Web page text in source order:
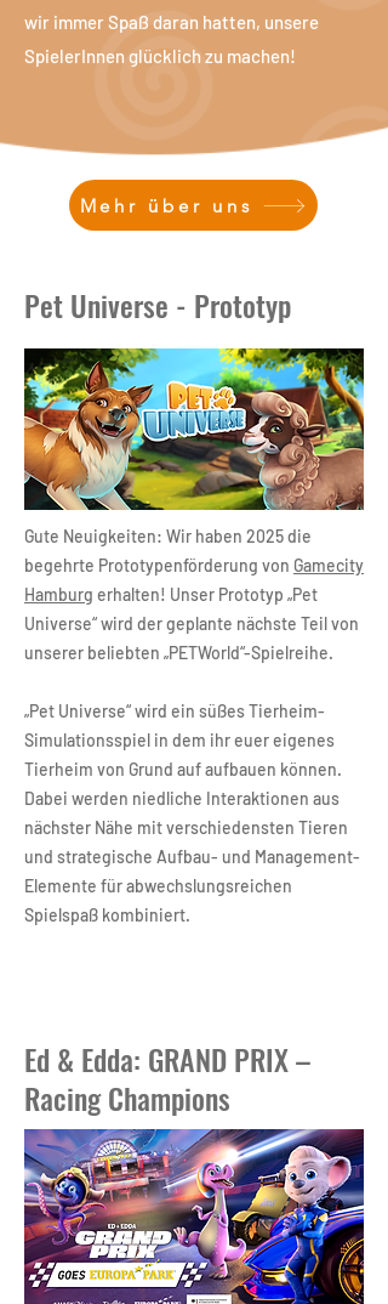
wir immer Spaß daran hatten, unsere
SpielerInnen glücklich zu machen!
Mehr über uns
Pet Universe - Prototyp
Gute Neuigkeiten: Wir haben 2025 die
begehrte Prototypenförderung von Gamecity
Hamburg erhalten! Unser Prototyp „Pet
Universe“ wird der geplante nächste Teil von
unserer beliebten „PETWorld“-Spielreihe.
„Pet Universe“ wird ein süßes Tierheim-
Simulationsspiel in dem ihr euer eigenes
Tierheim von Grund auf aufbauen können.
Dabei werden niedliche Interaktionen aus
nächster Nähe mit verschiedensten Tieren
und strategische Aufbau- und Management-
Elemente für abwechslungsreichen
Spielspaß kombiniert.
Ed & Edda: GRAND PRIX –
Racing Champions